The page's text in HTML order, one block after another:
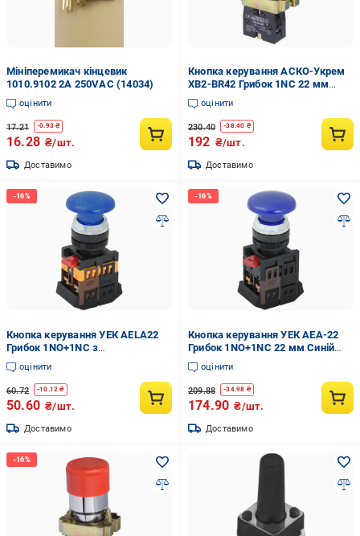
Мініперемикач кінцевик
1010.9102 2A 250VAC (14034)
оцінити
17.21 -0.93 ₴
16.28 ₴/шт.
Доставимо
Кнопка керування АСКО-Укрем
XB2-BR42 Грибок 1NC 22 мм
Червоний (A0140010015)
оцінити
230.40 -38.40 ₴
192 ₴/шт.
Доставимо
Кнопка керування УЕК AELA22
Грибок 1NO+1NC з
підсвічуванням 22 мм 230V
Синій неон (BBG20-AELA-K07)
оцінити
60.72 -10.12 ₴
50.60 ₴/шт.
Доставимо
Кнопка керування УЕК AEA-22
Грибок 1NO+1NC 22 мм Синій
(BBG30-AEA-K07)
оцінити
209.88 -34.98 ₴
174.90 ₴/шт.
Доставимо